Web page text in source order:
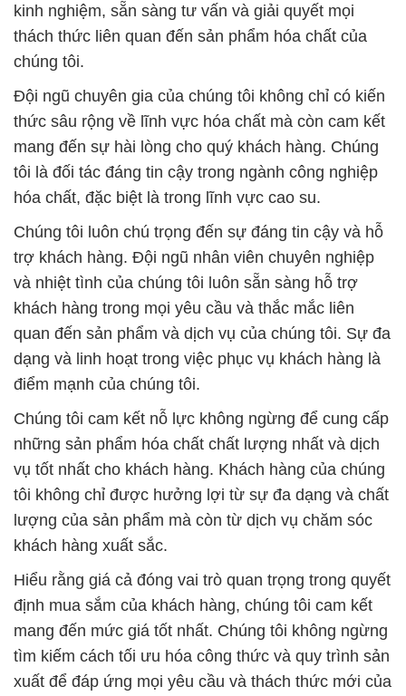
kinh nghiệm, sẵn sàng tư vấn và giải quyết mọi
thách thức liên quan đến sản phẩm hóa chất của
chúng tôi.
Đội ngũ chuyên gia của chúng tôi không chỉ có kiến
thức sâu rộng về lĩnh vực hóa chất mà còn cam kết
mang đến sự hài lòng cho quý khách hàng. Chúng
tôi là đối tác đáng tin cậy trong ngành công nghiệp
hóa chất, đặc biệt là trong lĩnh vực cao su.
Chúng tôi luôn chú trọng đến sự đáng tin cậy và hỗ
trợ khách hàng. Đội ngũ nhân viên chuyên nghiệp
và nhiệt tình của chúng tôi luôn sẵn sàng hỗ trợ
khách hàng trong mọi yêu cầu và thắc mắc liên
quan đến sản phẩm và dịch vụ của chúng tôi. Sự đa
dạng và linh hoạt trong việc phục vụ khách hàng là
điểm mạnh của chúng tôi.
Chúng tôi cam kết nỗ lực không ngừng để cung cấp
những sản phẩm hóa chất chất lượng nhất và dịch
vụ tốt nhất cho khách hàng. Khách hàng của chúng
tôi không chỉ được hưởng lợi từ sự đa dạng và chất
lượng của sản phẩm mà còn từ dịch vụ chăm sóc
khách hàng xuất sắc.
Hiểu rằng giá cả đóng vai trò quan trọng trong quyết
định mua sắm của khách hàng, chúng tôi cam kết
mang đến mức giá tốt nhất. Chúng tôi không ngừng
tìm kiếm cách tối ưu hóa công thức và quy trình sản
xuất để đáp ứng mọi yêu cầu và thách thức mới của